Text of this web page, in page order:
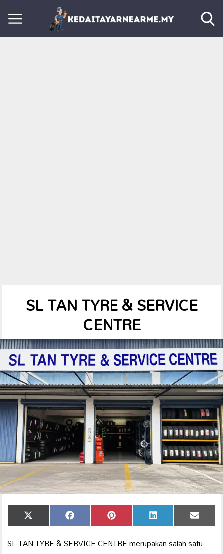
SL TAN TYRE & SERVICE
CENTRE
Share
on
X
(Twitter)
Share
on
Facebook Share
on
Pinterest Share
on
LinkedIn Share
on
Email
SL TAN TYRE & SERVICE CENTRE merupakan salah satu